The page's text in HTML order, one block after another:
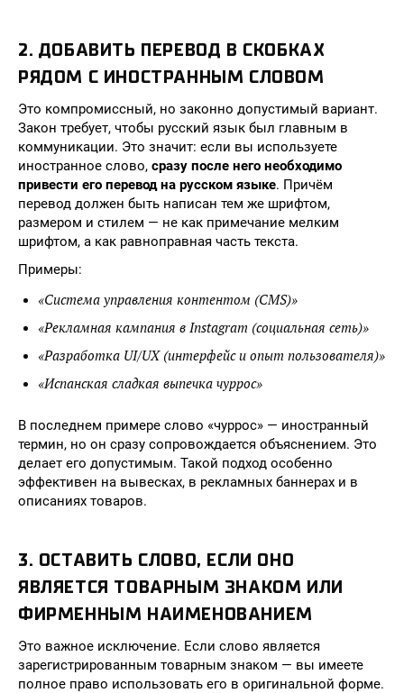
2. ДОБАВИТЬ ПЕРЕВОД В СКОБКАХ
РЯДОМ С ИНОСТРАННЫМ СЛОВОМ
Это компромиссный, но законно допустимый вариант.
Закон требует, чтобы русский язык был главным в
коммуникации. Это значит: если вы используете
иностранное слово, сразу после него необходимо
привести его перевод на русском языке. Причём
перевод должен быть написан тем же шрифтом,
размером и стилем — не как примечание мелким
шрифтом, а как равноправная часть текста.
Примеры:
«Система управления контентом (CMS)»
«Рекламная кампания в Instagram (социальная сеть)»
«Разработка UI/UX (интерфейс и опыт пользователя)»
«Испанская сладкая выпечка чуррос»
В последнем примере слово «чуррос» — иностранный
термин, но он сразу сопровождается объяснением. Это
делает его допустимым. Такой подход особенно
эффективен на вывесках, в рекламных баннерах и в
описаниях товаров.
3. ОСТАВИТЬ СЛОВО, ЕСЛИ ОНО
ЯВЛЯЕТСЯ ТОВАРНЫМ ЗНАКОМ ИЛИ
ФИРМЕННЫМ НАИМЕНОВАНИЕМ
Это важное исключение. Если слово является
зарегистрированным товарным знаком — вы имеете
полное право использовать его в оригинальной форме.